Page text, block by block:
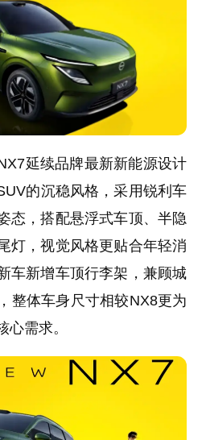
延续品牌最新新能源设计
的沉稳风格，采用锐利车
态，搭配悬浮式车顶、半隐
灯，视觉风格更贴合年轻消
车新增车顶行李架，兼顾城
整体车身尺寸相较NX8更为
心需求。